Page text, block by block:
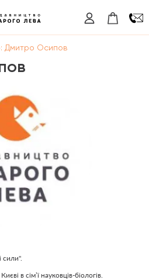
Дмитро Осипов
сили".
в сім’ї науковців-біологів.